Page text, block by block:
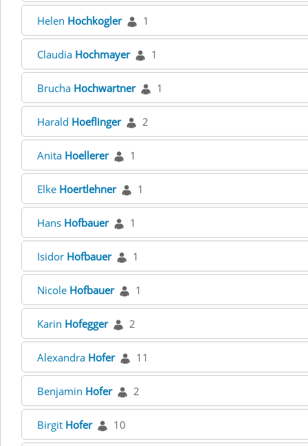
Helen Hochkogler 1
Claudia Hochmayer 1
Brucha Hochwartner 1
Harald Hoeflinger 2
Anita Hoellerer 1
Elke Hoertlehner 1
Hans Hofbauer 1
Isidor Hofbauer 1
Nicole Hofbauer 1
Karin Hofegger 2
Alexandra Hofer 11
Benjamin Hofer 2
Birgit Hofer 10